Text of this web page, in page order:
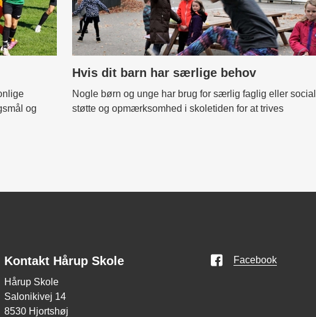
og
Hvis dit barn har særlige behov
Nogle børn og unge har brug for særlig faglig eller social
støtte og opmærksomhed i skoletiden for at trives
Kontakt Hårup Skole
Hårup Skole
Salonikivej 14
8530 Hjortshøj
Facebook